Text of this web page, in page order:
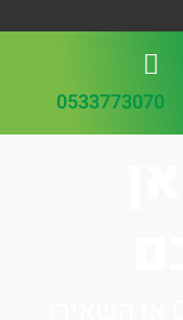
0533773070